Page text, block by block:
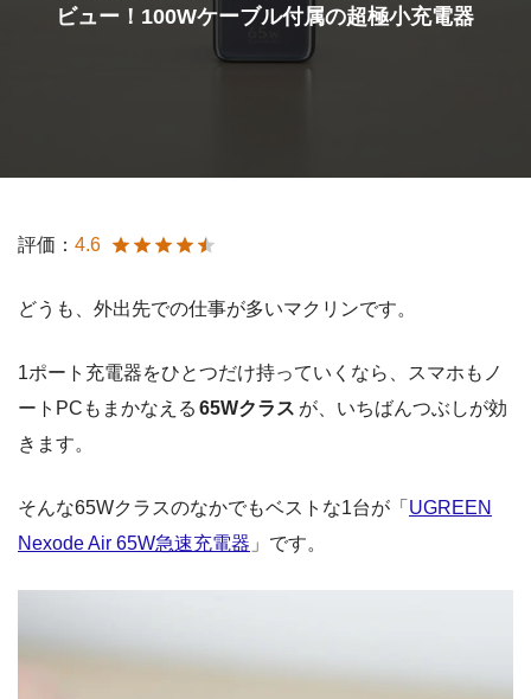
ビュー！100Wケーブル付属の超極小充電器
評価： 4.6
どうも、外出先での仕事が多いマクリンです。
1ポート充電器をひとつだけ持っていくなら、スマホもノ
ートPCもまかなえる 65Wクラス が、いちばんつぶしが効
きます。
そんな65Wクラスのなかでもベストな1台が「 UGREEN
Nexode Air 65W急速充電器 」です。